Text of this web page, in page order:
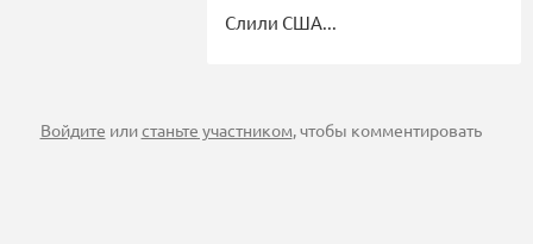
Слили США...
Войдите илистаньте участником, чтобы комментировать